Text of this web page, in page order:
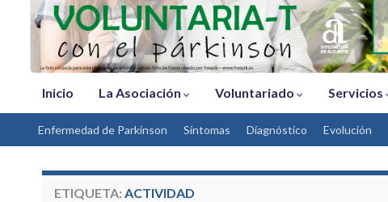
Inicio La Asociación Voluntariado Servicios
Enfermedad de Parkinson Síntomas Díagnóstico Evolución
ETIQUETA: ACTIVIDAD